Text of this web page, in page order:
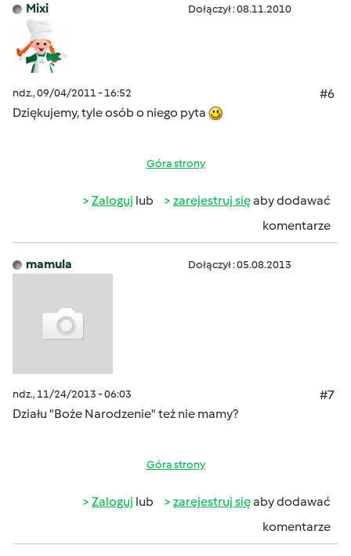
Mixi Dołączył : 08.11.2010
ndz., 09/04/2011 - 16:52
#6
Dziękujemy, tyle osób o niego pyta
Góra strony
Zaloguj lub zarejestruj sięaby dodawać
komentarze
mamula Dołączył : 05.08.2013
ndz., 11/24/2013 - 06:03
#7
Działu "Boże Narodzenie" też nie mamy?
Góra strony
Zaloguj lub zarejestruj sięaby dodawać
komentarze